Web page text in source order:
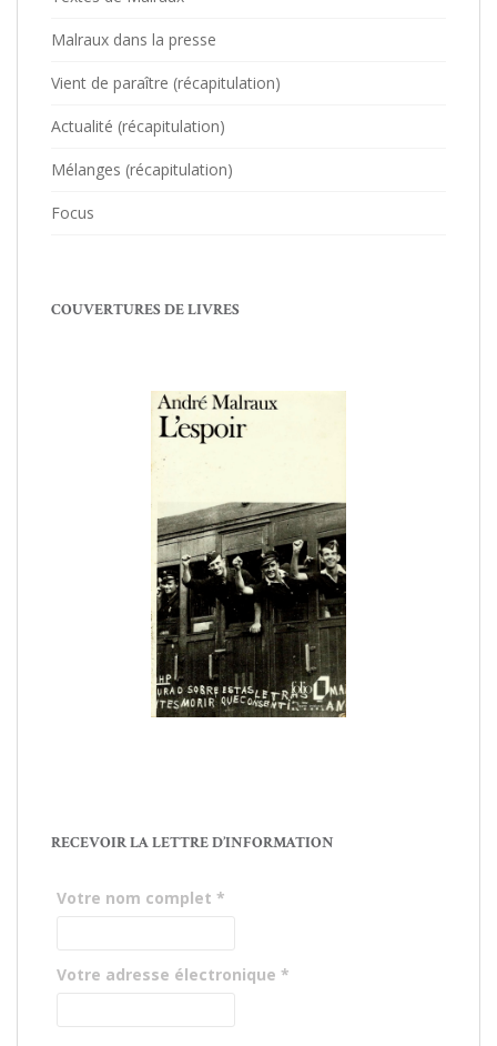
Malraux dans la presse
Vient de paraître (récapitulation)
Actualité (récapitulation)
Mélanges (récapitulation)
Focus
COUVERTURES DE LIVRES
RECEVOIR LA LETTRE D’INFORMATION
Votre nom complet *
Votre adresse électronique *